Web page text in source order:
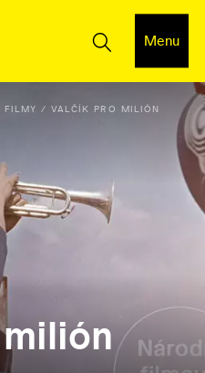
Menu
FILMY VALČÍK PRO MILIÓN